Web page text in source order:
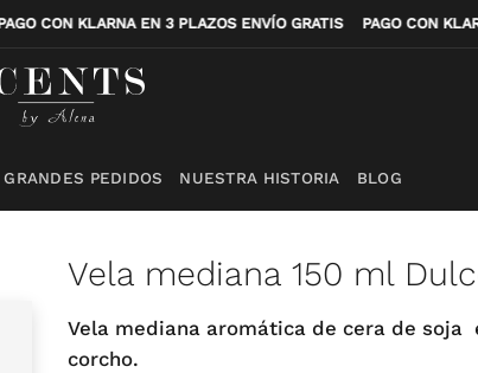
PAGO CON KLARNA EN 3 PLAZOS ENVÍO GRATIS PAGO CON
GRANDES PEDIDOS NUESTRA HISTORIA BLOG
Vela mediana 150 ml
Vela mediana aromática de cera de
corcho.